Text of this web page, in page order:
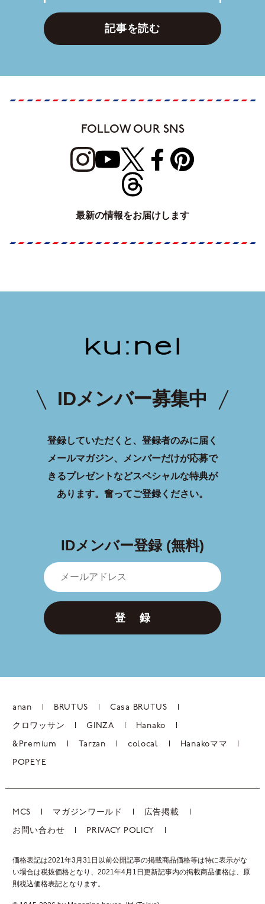
記事を読む
FOLLOW OUR SNS
最新の情報をお届けします
IDメンバー募集中
登録していただくと、登録者のみに届く
メールマガジン、メンバーだけが応募で
きるプレゼントなどスペシャルな特典が
あります。 奮ってご登録ください。
IDメンバー登録 (無料)
登 録
anan BRUTUS Casa BRUTUS
クロワッサン GINZA Hanako
&Premium Tarzan colocal Hanakoママ
POPEYE
MCS マガジンワールド 広告掲載
お問い合わせ PRIVACY POLICY
価格表記は2021年3月31日以前公開記事の掲載商品価格等は特に表示がな
い場合は税抜価格となり、2021年4月1日更新記事内の掲載商品価格は、 原
則税込価格表記となります。